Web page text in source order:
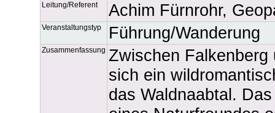
Leitung/Referent Achim Fürnrohr,
Veranstaltungstyp Führung/Wanderung
Zusammenfassung Zwischen
sich ein
das Waldnaabtal.